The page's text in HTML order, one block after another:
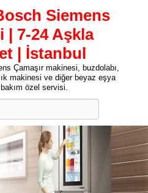
Siemens
| 7-24 Aşkla
| İstanbul
Çamaşır makinesi, buzdolabı,
makinesi ve diğer beyaz eşya
özel servisi.